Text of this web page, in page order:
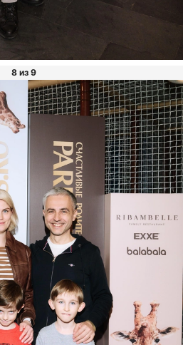
8 из 9